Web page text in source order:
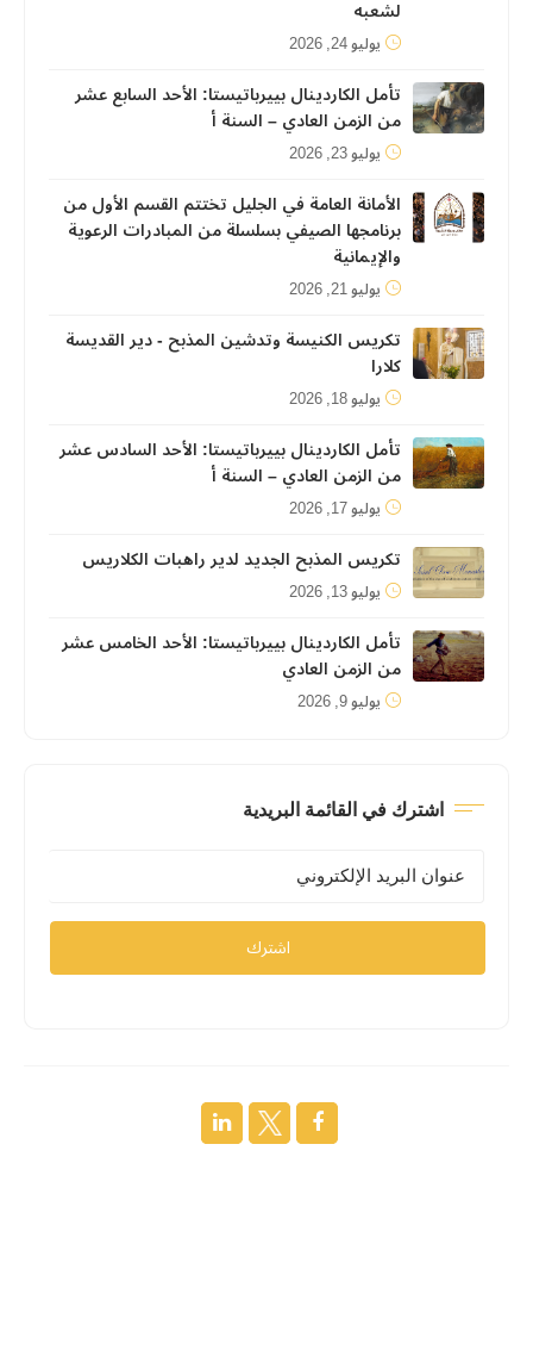
لشعبه
يوليو 24, 2026
تأمل الكاردينال بييرباتيستا: الأحد السابع عشر
من الزمن العادي – السنة أ
يوليو 23, 2026
الأمانة العامة في الجليل تختتم القسم الأول من
برنامجها الصيفي بسلسلة من المبادرات الرعوية
والإيمانية
يوليو 21, 2026
تكريس الكنيسة وتدشين المذبح - دير القديسة
كلارا
يوليو 18, 2026
تأمل الكاردينال بييرباتيستا: الأحد السادس عشر
من الزمن العادي – السنة أ
يوليو 17, 2026
تكريس المذبح الجديد لدير راهبات الكلاريس
يوليو 13, 2026
تأمل الكاردينال بييرباتيستا: الأحد الخامس عشر
من الزمن العادي
يوليو 9, 2026
اشترك في القائمة البريدية
اشترك